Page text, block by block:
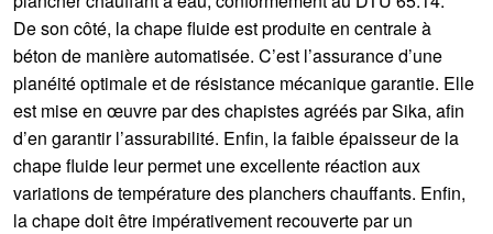
De son côté, la chape fluide est produite en centrale à
béton de manière automatisée. C’est l’assurance d’une
planéité optimale et de résistance mécanique garantie. Elle
est mise en œuvre par des chapistes agréés par Sika, afin
d’en garantir l’assurabilité. Enfin, la faible épaisseur de la
chape fluide leur permet une excellente réaction aux
variations de température des planchers chauffants. Enfin,
la chape doit être impérativement recouverte par un